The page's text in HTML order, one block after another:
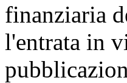
finanziaria
l'entrata in